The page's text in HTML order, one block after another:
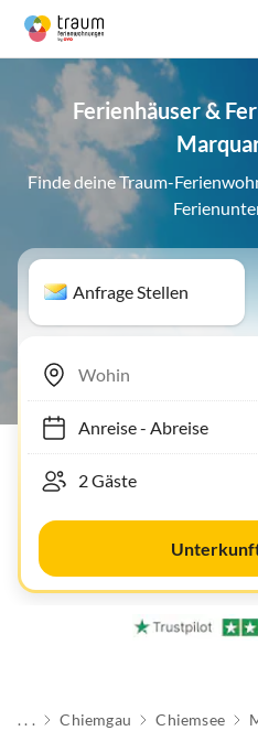
Ferienhäuser &
Finde deine Traum-
Anfrage Stellen
Anreise- Abreise
. . . Chiemgau Chiemsee